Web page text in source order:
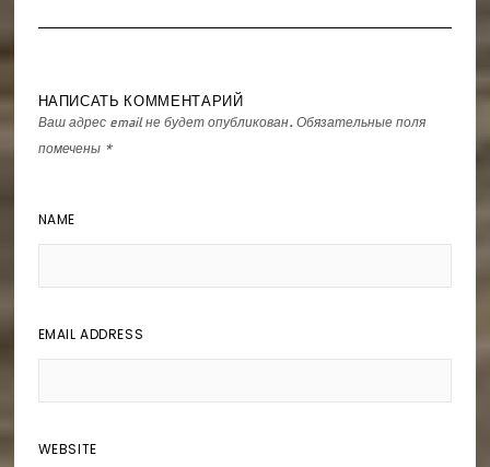
НАПИСАТЬ КОММЕНТАРИЙ
Ваш адрес email не будет опубликован. Обязательные поля
помечены *
NAME
EMAIL ADDRESS
WEBSITE